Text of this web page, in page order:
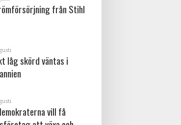
från Stihl
låg skörd väntas i
vill få